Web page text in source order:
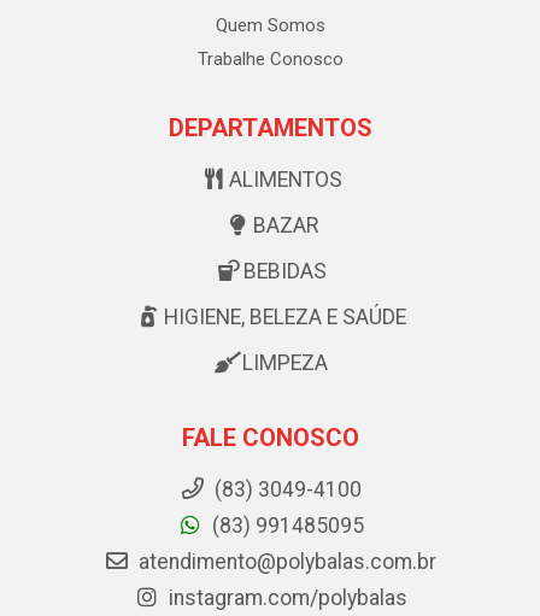
Quem Somos
Trabalhe Conosco
DEPARTAMENTOS
ALIMENTOS
BAZAR
BEBIDAS
HIGIENE, BELEZA E SAÚDE
LIMPEZA
FALE CONOSCO
(83) 3049-4100
(83) 991485095
atendimento@polybalas.com.br
instagram.com/polybalas